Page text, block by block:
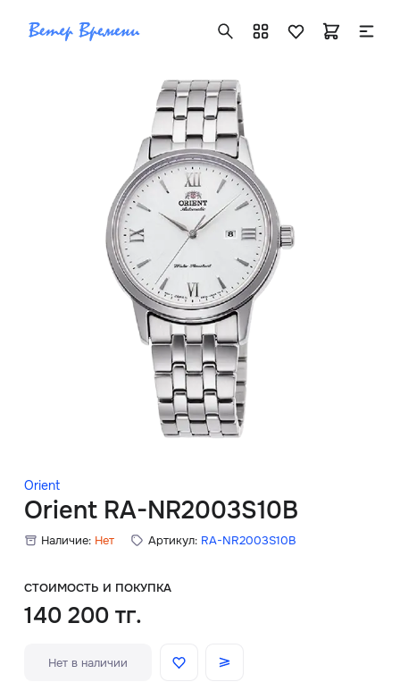
Orient
Orient RA-NR2003S10B
Наличие: Нет Артикул: RA-NR2003S10B
СТОИМОСТЬ И ПОКУПКА
140 200 тг.
Нет в наличии
+7 ( 705 ) 181-42-50
info@vetervremeni.kz
Авторизация
Каталог
Мужские часы
Женские часы
Скидки
Главная
О нас